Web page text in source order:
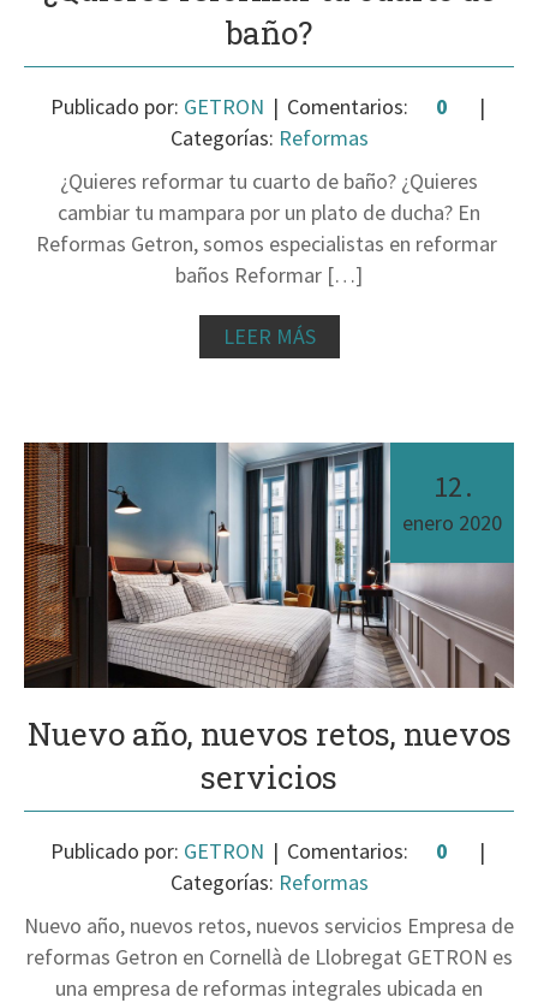
baño?
Publicado por: GETRON Comentarios:
0
Categorías: Reformas
¿Quieres reformar tu cuarto de baño? ¿Quieres
cambiar tu mampara por un plato de ducha? En
Reformas Getron, somos especialistas en reformar
baños Reformar […]
LEER MÁS
Nuevo año, nuevos retos, nuevos
servicios
12.
enero 2020
Publicado por: GETRON Comentarios:
0
Categorías: Reformas
Nuevo año, nuevos retos, nuevos servicios Empresa de
reformas Getron en Cornellà de Llobregat GETRON es
una empresa de reformas integrales ubicada en